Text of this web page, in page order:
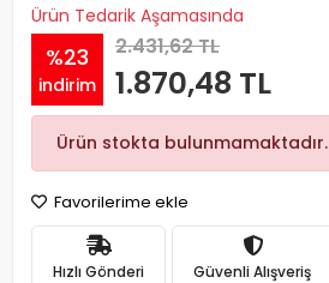
Ürün Tedarik Aşamasında
%23
indirim
2.431,62 TL
1.870,48 TL
Ürün stokta bulunmamaktadır.
Favorilerime ekle
Hızlı Gönderi Güvenli Alışveriş